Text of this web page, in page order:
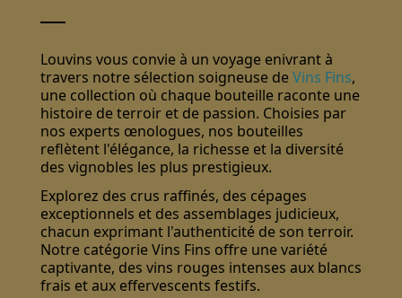
Louvins vous convie à un voyage enivrant à
travers notre sélection soigneuse deVins Fins,
une collection où chaque bouteille raconte une
histoire de terroir et de passion. Choisies par
nos experts œnologues, nos bouteilles
reflètent l'élégance, la richesse et la diversité
des vignobles les plus prestigieux.
Explorez des crus raffinés, des cépages
exceptionnels et des assemblages judicieux,
chacun exprimant l'authenticité de son terroir.
Notre catégorie Vins Fins offre une variété
captivante, des vins rouges intenses aux blancs
frais et aux effervescents festifs.